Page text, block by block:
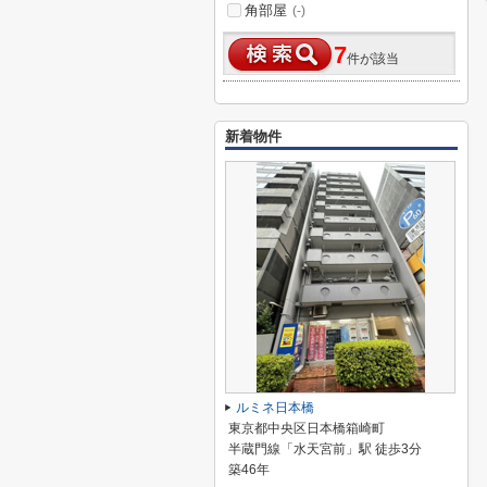
角部屋 (-)
7件が該当
新着物件
ルミネ日本橋
東京都中央区日本橋箱崎町
半蔵門線「水天宮前」駅 徒歩3分
築46年